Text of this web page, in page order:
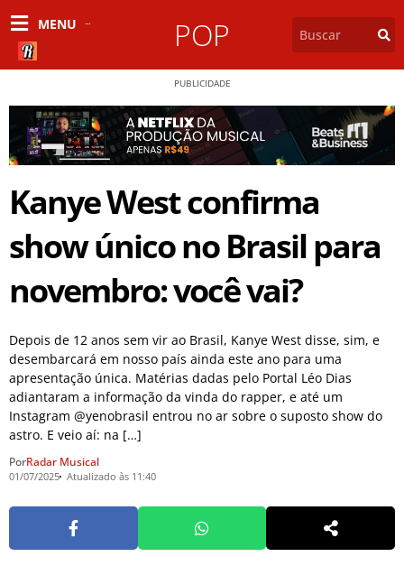
MENU POP
PUBLICIDADE
Kanye West confirma
show único no Brasil para
novembro: você vai?
Depois de 12 anos sem vir ao Brasil, Kanye West disse, sim, e
desembarcará em nosso país ainda este ano para uma
apresentação única. Matérias dadas pelo Portal Léo Dias
adiantaram a informação da vinda do rapper, e até um
Instagram @yenobrasil entrou no ar sobre o suposto show do
astro. E veio aí: na […]
PorRadar Musical
01/07/2025 Atualizado às 11:40